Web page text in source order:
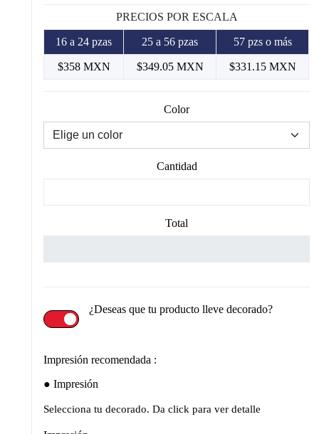
PRECIOS POR ESCALA
16 a 24 pzas 25 a 56 pzas 57 pzs o más
$358 MXN $349.05 MXN $331.15 MXN
Color
Cantidad
Total
¿Deseas que tu producto lleve decorado?
Impresión recomendada :
Impresión
Selecciona tu decorado. Da click para ver detalle